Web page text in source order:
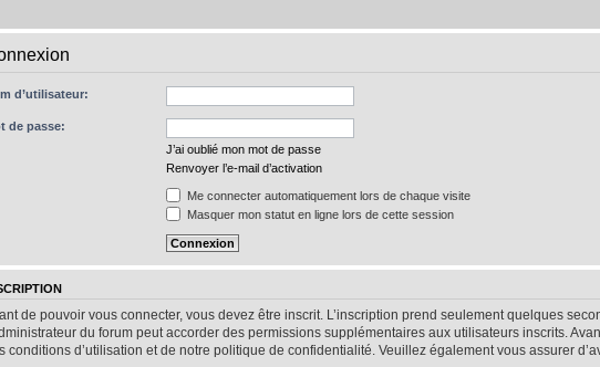
d’utilisateur:
de passe:
J’ai oublié mon mot de passe
Renvoyer l’e-mail d’activation
Me connecter automatiquement lors de chaque visite
Masquer mon statut en ligne lors de cette session
de pouvoir vous connecter, vous devez être inscrit. L’inscription prend seulement quelques
du forum peut accorder des permissions supplémentaires aux utilisateurs inscrits.
conditions d’utilisation et de notre politique de confidentialité. Veuillez également vous assurer